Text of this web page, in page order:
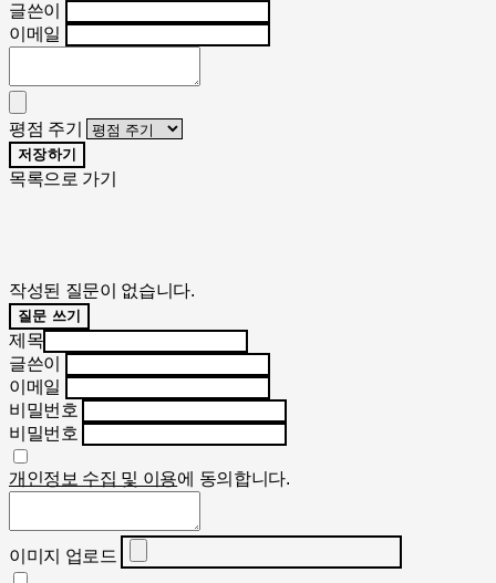
글쓴이
이메일
평점 주기
저장하기
목록으로 가기
작성된 질문이 없습니다.
질문 쓰기
제목
글쓴이
이메일
비밀번호
비밀번호
개인정보 수집 및 이용에 동의합니다.
이미지 업로드